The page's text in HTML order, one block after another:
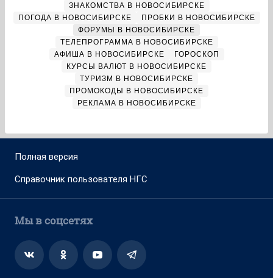
ЗНАКОМСТВА В НОВОСИБИРСКЕ
ПОГОДА В НОВОСИБИРСКЕ
ПРОБКИ В НОВОСИБИРСКЕ
ФОРУМЫ В НОВОСИБИРСКЕ
ТЕЛЕПРОГРАММА В НОВОСИБИРСКЕ
АФИША В НОВОСИБИРСКЕ
ГОРОСКОП
КУРСЫ ВАЛЮТ В НОВОСИБИРСКЕ
ТУРИЗМ В НОВОСИБИРСКЕ
ПРОМОКОДЫ В НОВОСИБИРСКЕ
РЕКЛАМА В НОВОСИБИРСКЕ
Полная версия
Справочник пользователя НГС
Мы в соцсетях